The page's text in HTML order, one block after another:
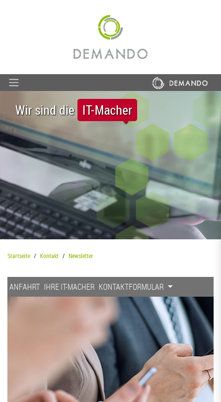
Wir sind die IT-Macher
Startseite Kontakt Newsletter
ANFAHRT IHRE IT-MACHER KONTAKTFORMULAR